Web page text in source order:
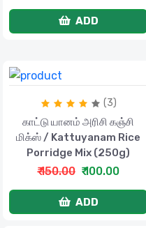
ADD
(3)
காட்டு யானம் அரிசி கஞ்சி
மிக்ஸ் / Kattuyanam Rice
Porridge Mix (250g)
₹ 150.00 ₹ 100.00
ADD